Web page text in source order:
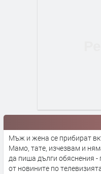
Мъж и жена се прибират
Мамо, тате, изчезвам и
да пиша дълги обяснения -
от новините по